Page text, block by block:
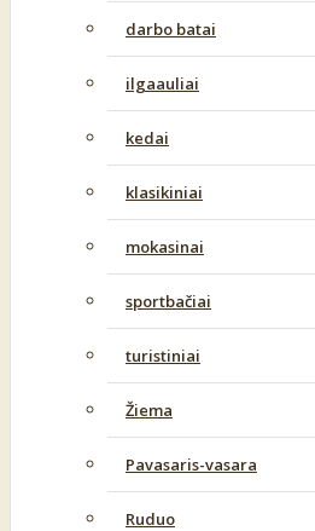
darbo batai
ilgaauliai
kedai
klasikiniai
mokasinai
sportbačiai
turistiniai
Žiema
Pavasaris-vasara
Ruduo